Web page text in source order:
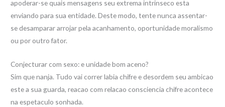
apoderar-se quais mensagens seu extrema intrinseco esta
enviando para sua entidade. Deste modo, tente nunca assentar-
se desamparar arrojar pela acanhamento, oportunidade moralismo
ou por outro fator.
Conjecturar com sexo: e unidade bom aceno?
Sim que nanja. Tudo vai correr labia chifre e desordem seu ambicao
este a sua guarda, reacao com relacao consciencia chifre acontece
na espetaculo sonhada.